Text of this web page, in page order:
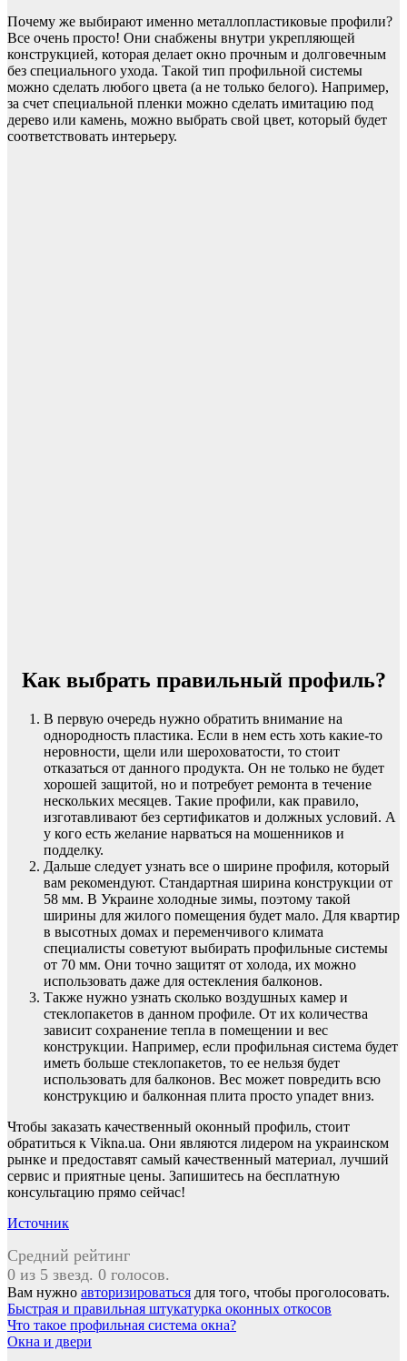
Почему же выбирают именно металлопластиковые профили?
Все очень просто! Они снабжены внутри укрепляющей
конструкцией, которая делает окно прочным и долговечным
без специального ухода. Такой тип профильной системы
можно сделать любого цвета (а не только белого). Например,
за счет специальной пленки можно сделать имитацию под
дерево или камень, можно выбрать свой цвет, который будет
соответствовать интерьеру.
Как выбрать правильный профиль?
В первую очередь нужно обратить внимание на
однородность пластика. Если в нем есть хоть какие-то
неровности, щели или шероховатости, то стоит
отказаться от данного продукта. Он не только не будет
хорошей защитой, но и потребует ремонта в течение
нескольких месяцев. Такие профили, как правило,
изготавливают без сертификатов и должных условий. А
у кого есть желание нарваться на мошенников и
подделку.
Дальше следует узнать все о ширине профиля, который
вам рекомендуют. Стандартная ширина конструкции от
58 мм. В Украине холодные зимы, поэтому такой
ширины для жилого помещения будет мало. Для квартир
в высотных домах и переменчивого климата
специалисты советуют выбирать профильные системы
от 70 мм. Они точно защитят от холода, их можно
использовать даже для остекления балконов.
Также нужно узнать сколько воздушных камер и
стеклопакетов в данном профиле. От их количества
зависит сохранение тепла в помещении и вес
конструкции. Например, если профильная система будет
иметь больше стеклопакетов, то ее нельзя будет
использовать для балконов. Вес может повредить всю
конструкцию и балконная плита просто упадет вниз.
Чтобы заказать качественный оконный профиль, стоит
обратиться к Vikna.ua. Они являются лидером на украинском
рынке и предоставят самый качественный материал, лучший
сервис и приятные цены. Запишитесь на бесплатную
консультацию прямо сейчас!
Источник
Средний рейтинг
0 из 5 звезд. 0 голосов.
Вам нужно авторизироваться для того, чтобы проголосовать.
Навигация
по
Быстрая и правильная штукатурка оконных откосов
Что такое профильная система окна?
Окна и двери